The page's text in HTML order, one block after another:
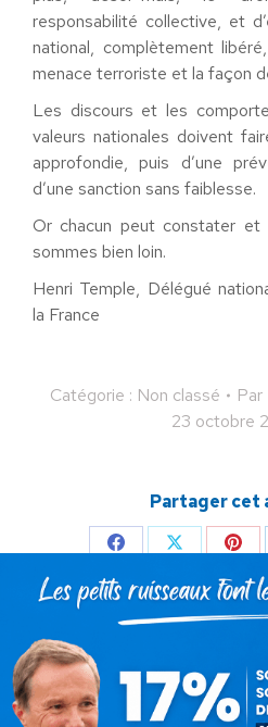
responsabilité collective, et
national, complètement
menace terroriste et la façon
Les discours et les
valeurs nationales doivent
approfondie, puis d’une
d’une sanction sans faiblesse.
Or chacun peut constater et
sommes bien loin.
Henri Temple, Délégué
la France
Catégorie : Non classé Par
23 octobre
Partager cet
Partager
sur
Facebook
Partager
sur
X
sur
Auteur :
https://